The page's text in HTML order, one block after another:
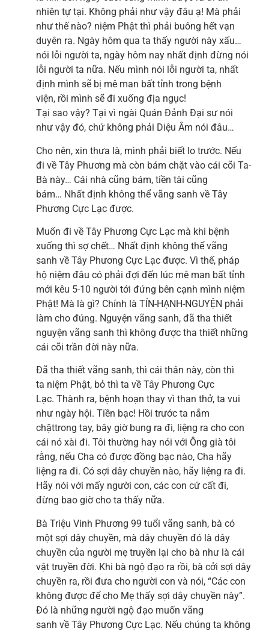
nhiên tự tại. Không phải như vậy đâu ạ! Mà phải
như thế nào? niệm Phật thì phải buông hết vạn
duyên ra. Ngày hôm qua ta thấy người này xấu…
nói lỗi người ta, ngày hôm nay nhất định đừng nói
lỗi người ta nữa. Nếu mình nói lỗi người ta, nhất
định mình sẽ bị mê man bất tỉnh trong bệnh
viện, rồi mình sẽ đi xuống địa ngục!
Tại sao vậy? Tại vì ngài Quán Đảnh Đại sư nói
như vậy đó, chứ không phải Diệu Âm nói đâu…
Cho nên, xin thưa là, mình phải biết lo trước. Nếu
đi về Tây Phương mà còn bám chặt vào cái cõi Ta-
Bà này… Cái nhà cũng bám, tiền tài cũng
bám… Nhất định không thể vãng sanh về Tây
Phương Cực Lạc được.
Muốn đi về Tây Phương Cực Lạc mà khi bệnh
xuống thì sợ chết… Nhất định không thể vãng
sanh về Tây Phương Cực Lạc được. Vì thế, pháp
hộ niệm đâu có phải đợi đến lúc mê man bất tỉnh
mới kêu 5-10 người tới đứng bên cạnh mình niệm
Phật! Mà là gì? Chính là TÍN-HẠNH-NGUYỆN phải
làm cho đúng. Nguyện vãng sanh, đã tha thiết
nguyện vãng sanh thì không được tha thiết những
cái cõi trần đời này nữa.
Đã tha thiết vãng sanh, thì cái thân này, còn thì
ta niệm Phật, bỏ thì ta về Tây Phương Cực
Lạc. Thành ra, bệnh hoạn thay vì than thở, ta vui
như ngày hội. Tiền bạc! Hồi trước ta nắm
chặttrong tay, bây giờ bung ra đi, liệng ra cho con
cái nó xài đi. Tôi thường hay nói với Ông già tôi
rằng, nếu Cha có được đồng bạc nào, Cha hãy
liệng ra đi. Có sợi dây chuyền nào, hãy liệng ra đi.
Hãy nói với mấy người con, các con cứ cất đi,
đừng bao giờ cho ta thấy nữa.
Bà Triệu Vinh Phương 99 tuổi vãng sanh, bà có
một sợi dây chuyền, mà dây chuyền đó là dây
chuyền của người mẹ truyền lại cho bà như là cái
vật truyền đời. Khi bà ngộ đạo ra rồi, bà cởi sợi dây
chuyền ra, rồi đưa cho người con và nói, “Các con
không được để cho Mẹ thấy sợi dây chuyền này”.
Đó là những người ngộ đạo muốn vãng
sanh về Tây Phương Cực Lạc. Nếu chúng ta không